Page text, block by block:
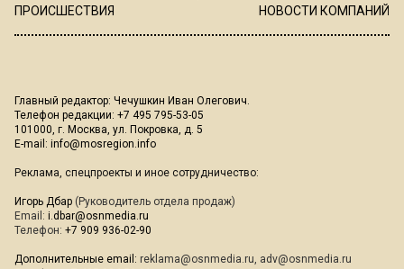
ПРОИСШЕСТВИЯ
НОВОСТИ КОМПАНИЙ
Главный редактор: Чечушкин Иван Олегович.
Телефон редакции: +7 495 795-53-05
101000, г. Москва, ул. Покровка, д. 5
E-mail: info@mosregion.info
Реклама, спецпроекты и иное сотрудничество:
Игорь Дбар (Руководитель отдела продаж)
Email: i.dbar@osnmedia.ru
Телефон: +7 909 936-02-90
Дополнительные email: reklama@osnmedia.ru, adv@osnmedia.ru